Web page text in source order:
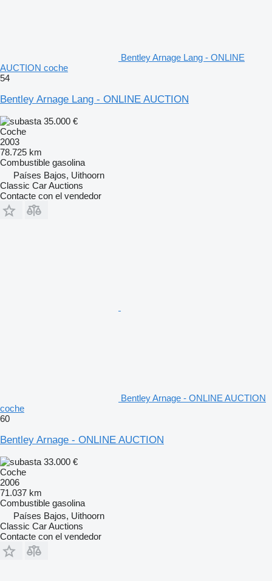
Bentley Arnage Lang - ONLINE
AUCTION coche
54
Bentley Arnage Lang - ONLINE AUCTION
35.000 €
Coche
2003
78.725 km
Combustible gasolina
Países Bajos, Uithoorn
Classic Car Auctions
Contacte con el vendedor
Bentley Arnage - ONLINE AUCTION
coche
60
Bentley Arnage - ONLINE AUCTION
33.000 €
Coche
2006
71.037 km
Combustible gasolina
Países Bajos, Uithoorn
Classic Car Auctions
Contacte con el vendedor